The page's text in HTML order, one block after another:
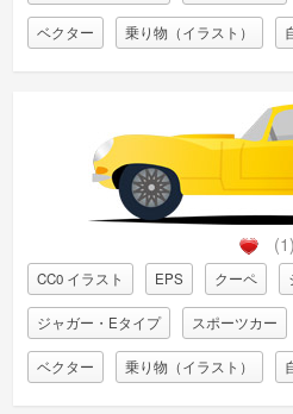
ベクター 乗り物（イラスト）
(1)
CC0 イラスト EPS クーペ
ジャガー・Eタイプ スポーツカー
ベクター 乗り物（イラスト）